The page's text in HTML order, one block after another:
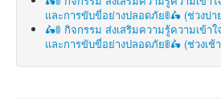
และการขับขี่อย่างปลอดภัย🚦🛵 (ช่วงบ่า
🛵🚦 กิจกรรม ส่งเสริมความรู้ความเข้า
และการขับขี่อย่างปลอดภัย🚦🛵 (ช่วงเช้